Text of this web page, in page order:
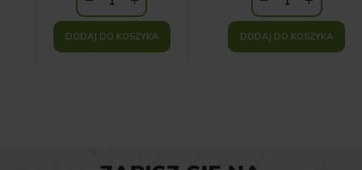
DODAJ DO KOSZYKA DODAJ DO KOSZYKA